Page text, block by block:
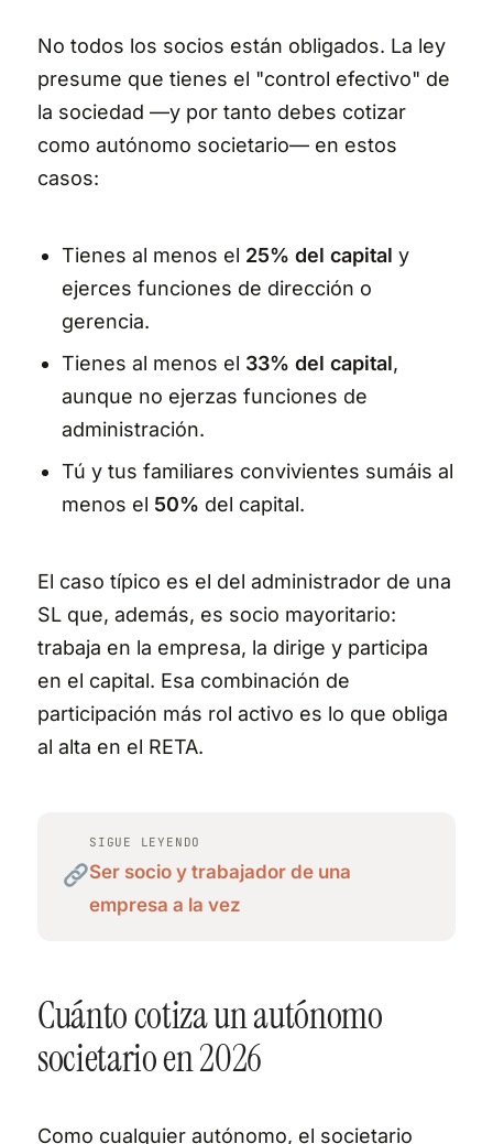
No todos los socios están obligados. La ley
presume que tienes el "control efectivo" de
la sociedad —y por tanto debes cotizar
como autónomo societario— en estos
casos:
Tienes al menos el 25% del capital y
ejerces funciones de dirección o
gerencia.
Tienes al menos el 33% del capital,
aunque no ejerzas funciones de
administración.
Tú y tus familiares convivientes sumáis al
menos el 50% del capital.
El caso típico es el del administrador de una
SL que, además, es socio mayoritario:
trabaja en la empresa, la dirige y participa
en el capital. Esa combinación de
participación más rol activo es lo que obliga
al alta en el RETA.
SIGUE LEYENDO
Ser socio y trabajador de una
empresa a la vez
Cuánto cotiza un autónomo
societario en 2026
Como cualquier autónomo, el societario